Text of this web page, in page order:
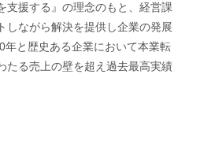
支援する』の理念のもと、経営課
しながら解決を提供し企業の発展
年と歴史ある企業において本業転
たる売上の壁を超え過去最高実績